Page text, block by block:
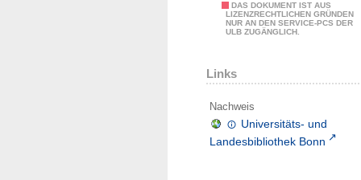
DAS DOKUMENT IST AUS
LIZENZRECHTLICHEN GRÜNDEN
NUR AN DEN SERVICE-PCS DER
ULB ZUGÄNGLICH.
Links
Nachweis
Universitäts- und
Landesbibliothek Bonn